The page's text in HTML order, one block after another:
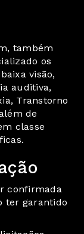
também
os
visão,
auditiva,
Transtorno
de
classe
confirmada
ter garantido